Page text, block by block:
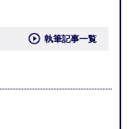
執筆記事一覧